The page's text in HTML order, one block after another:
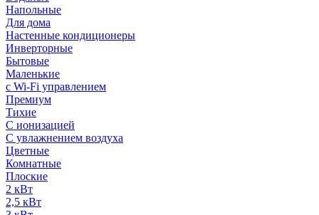
Напольные
Для дома
Настенные кондиционеры
Инверторные
Бытовые
Маленькие
с Wi-Fi управлением
Премиум
Тихие
С ионизацией
С увлажнением воздуха
Цветные
Комнатные
Плоские
2 кВт
2,5 кВт